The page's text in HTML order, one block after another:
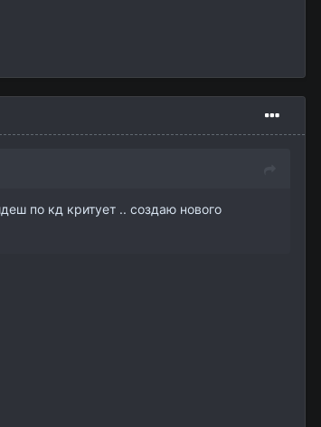
по кд критует .. создаю нового